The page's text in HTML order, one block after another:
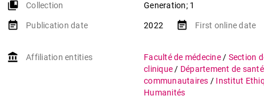
collections_bookmark Collection Generation; 1
event_note Publication date 2022 event_note First online date
account_balance Affiliation entities Faculté de médecine / Section
clinique / Département de
communautaires / Institut
Humanités